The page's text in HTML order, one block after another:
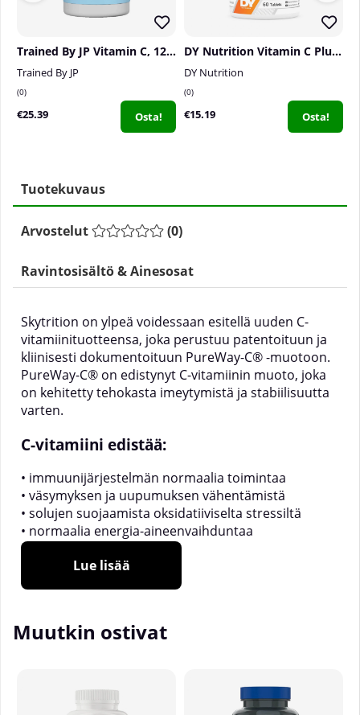
Trained By JP Vitamin C, 120 caps
Trained By JP
0
€25.39 Osta!
DY Nutrition Vitamin C Plus, 60 tabs
DY Nutrition
0
€15.19 Osta!
Tuotekuvaus
Arvostelut (0)
Ravintosisältö & Ainesosat
Skytrition on ylpeä voidessaan esitellä uuden C-
vitamiinituotteensa, joka perustuu patentoituun ja
kliinisesti dokumentoituun PureWay-C® -muotoon.
PureWay-C® on edistynyt C-vitamiinin muoto, joka
on kehitetty tehokasta imeytymistä ja stabiilisuutta
varten.
C-vitamiini edistää:
• immuunijärjestelmän normaalia toimintaa
• väsymyksen ja uupumuksen vähentämistä
• solujen suojaamista oksidatiiviselta stressiltä
• normaalia energia-aineenvaihduntaa
• normaalia psykologista toimintaa
• raudan imeytymisen lisääntymistä
Annostus:Ota 1 tabletti veden tai valitsemasi
juoman kanssa. (Tabletti on uurrettu ja voidaan
Säilytettävä lasten ulottumattomissa tiiviisti
suljetussa alkuperäispakkauksessa.
Lue lisää
Muutkin ostivat